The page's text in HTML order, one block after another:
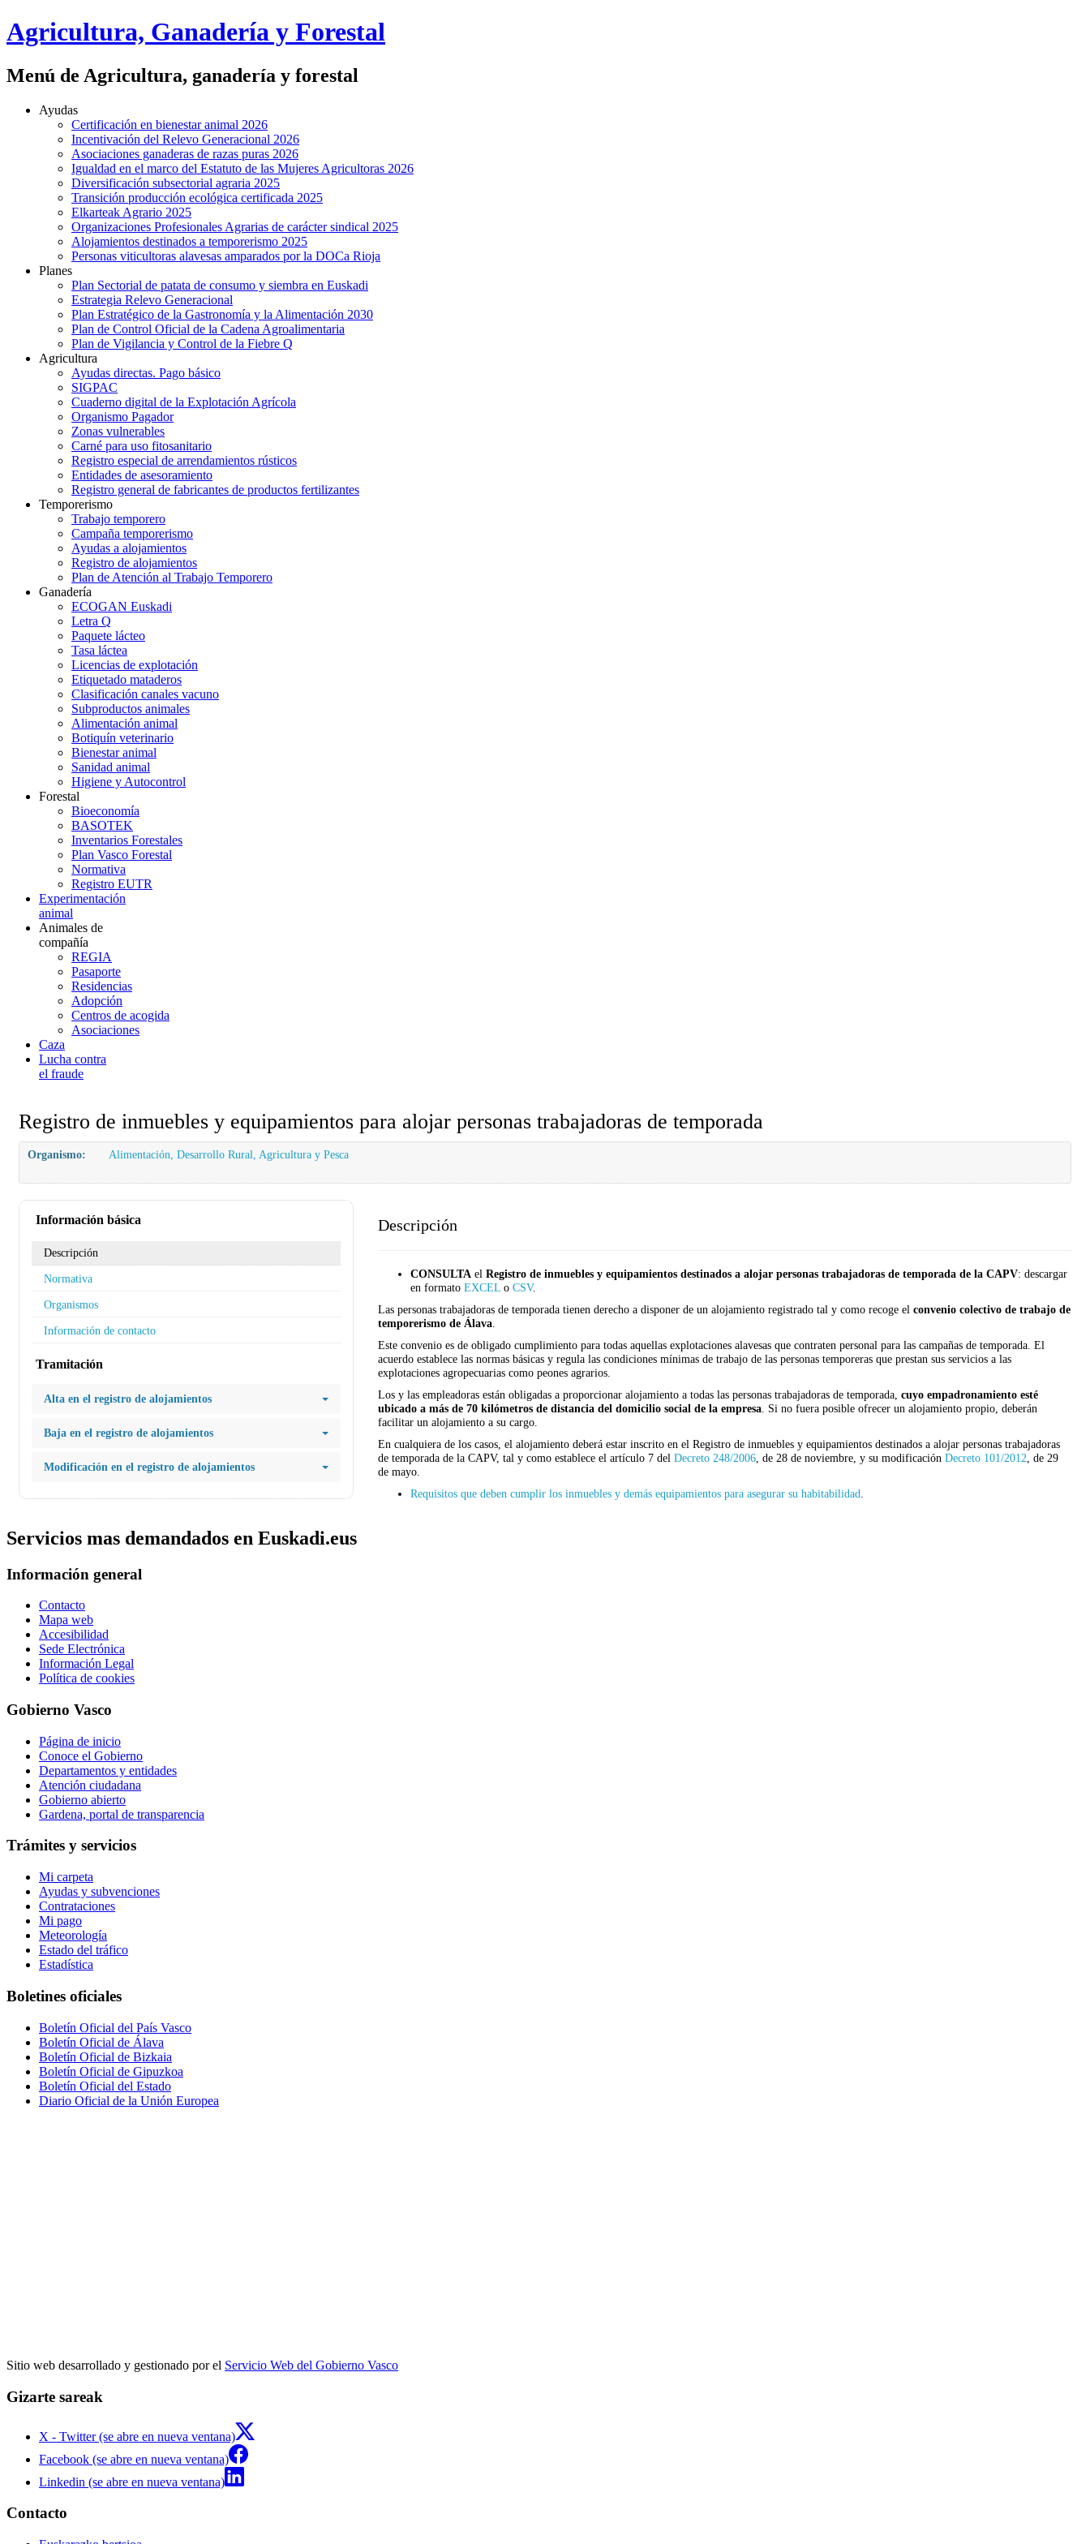
Agricultura, Ganadería y Forestal
Menú de Agricultura, ganadería y forestal
Ayudas
Certificación en bienestar animal 2026
Incentivación del Relevo Generacional 2026
Asociaciones ganaderas de razas puras 2026
Igualdad en el marco del Estatuto de las Mujeres Agricultoras 2026
Diversificación subsectorial agraria 2025
Transición producción ecológica certificada 2025
Elkarteak Agrario 2025
Organizaciones Profesionales Agrarias de carácter sindical 2025
Alojamientos destinados a temporerismo 2025
Personas viticultoras alavesas amparados por la DOCa Rioja
Planes
Plan Sectorial de patata de consumo y siembra en Euskadi
Estrategia Relevo Generacional
Plan Estratégico de la Gastronomía y la Alimentación 2030
Plan de Control Oficial de la Cadena Agroalimentaria
Plan de Vigilancia y Control de la Fiebre Q
Agricultura
Ayudas directas. Pago básico
SIGPAC
Cuaderno digital de la Explotación Agrícola
Organismo Pagador
Zonas vulnerables
Carné para uso fitosanitario
Registro especial de arrendamientos rústicos
Entidades de asesoramiento
Registro general de fabricantes de productos fertilizantes
Temporerismo
Trabajo temporero
Campaña temporerismo
Ayudas a alojamientos
Registro de alojamientos
Plan de Atención al Trabajo Temporero
Ganadería
ECOGAN Euskadi
Letra Q
Paquete lácteo
Tasa láctea
Licencias de explotación
Etiquetado mataderos
Clasificación canales vacuno
Subproductos animales
Alimentación animal
Botiquín veterinario
Bienestar animal
Sanidad animal
Higiene y Autocontrol
Forestal
Bioeconomía
BASOTEK
Inventarios Forestales
Plan Vasco Forestal
Normativa
Registro EUTR
Experimentación
animal
Animales de
compañía
REGIA
Pasaporte
Residencias
Adopción
Centros de acogida
Asociaciones
Caza
Lucha contra
el fraude
Registro de inmuebles y equipamientos para alojar personas trabajadoras de temporada
Organismo: Alimentación, Desarrollo Rural, Agricultura y Pesca
Información básica
Descripción
Normativa
Organismos
Información de contacto
Tramitación
Alta en el registro de alojamientos
Baja en el registro de alojamientos
Modificación en el registro de alojamientos
Descripción
CONSULTA el Registro de inmuebles y equipamientos destinados a alojar personas trabajadoras de temporada de la CAPV: descargar
en formato EXCELo CSV.
Las personas trabajadoras de temporada tienen derecho a disponer de un alojamiento registrado tal y como recoge el convenio colectivo de trabajo de
temporerismo de Álava.
Este convenio es de obligado cumplimiento para todas aquellas explotaciones alavesas que contraten personal para las campañas de temporada. El
acuerdo establece las normas básicas y regula las condiciones mínimas de trabajo de las personas temporeras que prestan sus servicios a las
explotaciones agropecuarias como peones agrarios.
Los y las empleadoras están obligadas a proporcionar alojamiento a todas las personas trabajadoras de temporada, cuyo empadronamiento esté
ubicado a más de 70 kilómetros de distancia del domicilio social de la empresa. Si no fuera posible ofrecer un alojamiento propio, deberán
facilitar un alojamiento a su cargo.
En cualquiera de los casos, el alojamiento deberá estar inscrito en el Registro de inmuebles y equipamientos destinados a alojar personas trabajadoras
de temporada de la CAPV, tal y como establece el artículo 7 del Decreto 248/2006, de 28 de noviembre, y su modificación Decreto 101/2012 , de 29
de mayo.
Requisitos que deben cumplir los inmuebles y demás equipamientos para asegurar su habitabilidad
Servicios mas demandados en Euskadi.eus
Información general
Contacto
Mapa web
Accesibilidad
Sede Electrónica
Información Legal
Política de cookies
Gobierno Vasco
Página de inicio
Conoce el Gobierno
Departamentos y entidades
Atención ciudadana
Gobierno abierto
Gardena, portal de transparencia
Trámites y servicios
Mi carpeta
Ayudas y subvenciones
Contrataciones
Mi pago
Meteorología
Estado del tráfico
Estadística
Boletines oficiales
Boletín Oficial del País Vasco
Boletín Oficial de Álava
Boletín Oficial de Bizkaia
Boletín Oficial de Gipuzkoa
Boletín Oficial del Estado
Diario Oficial de la Unión Europea
Sitio web desarrollado y gestionado por el Servicio Web del Gobierno Vasco
Gizarte sareak
X - Twitter (se abre en nueva ventana)
Facebook (se abre en nueva ventana)
Linkedin (se abre en nueva ventana)
Contacto